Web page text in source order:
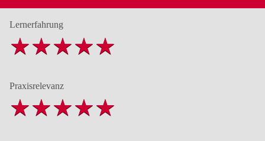
Lernerfahrung
Praxisrelevanz